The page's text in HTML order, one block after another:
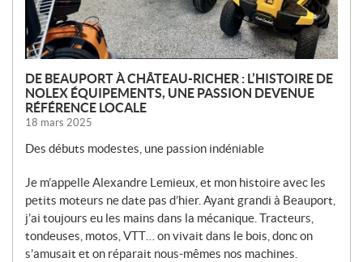
DE BEAUPORT À CHÂTEAU-RICHER : L’HISTOIRE DE
NOLEX ÉQUIPEMENTS, UNE PASSION DEVENUE
RÉFÉRENCE LOCALE
18 mars 2025
Des débuts modestes, une passion indéniable
Je m’appelle Alexandre Lemieux, et mon histoire avec les
petits moteurs ne date pas d’hier. Ayant grandi à Beauport,
j’ai toujours eu les mains dans la mécanique. Tracteurs,
tondeuses, motos, VTT… on vivait dans le bois, donc on
s’amusait et on réparait nous-mêmes nos machines.